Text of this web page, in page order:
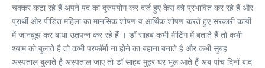
चक्कर कटा रहे हैं अपने पद का दुरुपयोग कर दर्ज हुए केस को प्रभावित कर रहे हैं और
प्रार्थी ओर पीड़ित महिला का मानसिक शोषण व आर्थिक शोषण करते हुए सरकारी कार्यो
में जानबूझ कर बाधा उतपन्न कर रहे हैं । डॉ साहब कभी मीटिंग में बताते हैं तो कभी
श्याम को बुलाते है तो कभी परफॉर्मा ना होने का बहाना बनाते है और कभी सुबह
अस्पताल बुलाते है अस्पताल जाए तो डॉ साहब मुहर घर भूल आते हैं अब पांच दिनों बाद